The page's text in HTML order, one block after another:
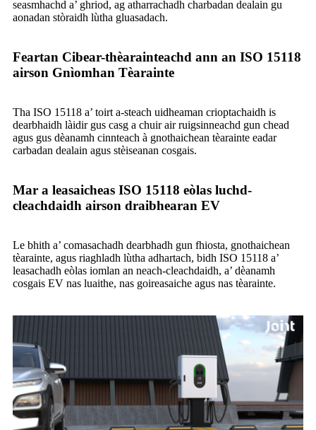
seasmhachd a’ ghriod, ag atharrachadh charbadan dealain gu
aonadan stòraidh lùtha gluasadach.
Feartan Cibear-thèarainteachd ann an ISO 15118
airson Gnìomhan Tèarainte
Tha ISO 15118 a’ toirt a-steach uidheaman crioptachaidh is
dearbhaidh làidir gus casg a chuir air ruigsinneachd gun chead
agus gus dèanamh cinnteach à gnothaichean tèarainte eadar
carbadan dealain agus stèiseanan cosgais.
Mar a leasaicheas ISO 15118 eòlas luchd-
cleachdaidh airson draibhearan EV
Le bhith a’ comasachadh dearbhadh gun fhiosta, gnothaichean
tèarainte, agus riaghladh lùtha adhartach, bidh ISO 15118 a’
leasachadh eòlas iomlan an neach-cleachdaidh, a’ dèanamh
cosgais EV nas luaithe, nas goireasaiche agus nas tèarainte.